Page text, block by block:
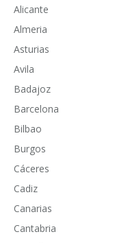
Alicante
Almeria
Asturias
Avila
Badajoz
Barcelona
Bilbao
Burgos
Cáceres
Cadiz
Canarias
Cantabria